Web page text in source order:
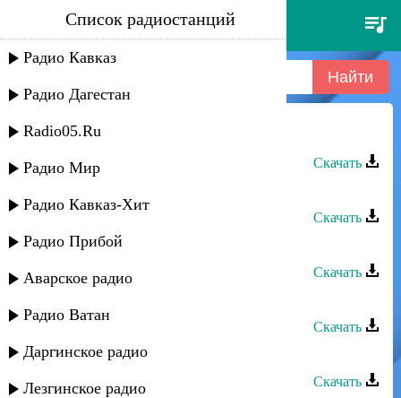
мурад садуев - моя саида
Список радиостанций
Радио Кавказ
Радио Дагестан
Radio05.Ru
Радио Мир
Радио Кавказ-Хит
Радио Прибой
Аварское радио
Радио Ватан
Даргинское радио
Лезгинское радио
Мурад Садуев - Моя Саида
Скачать
Скачать
Мурад Садуев - Жду тебя
Скачать
Скачать
Мурад Садуев - Джамиля
Скачать